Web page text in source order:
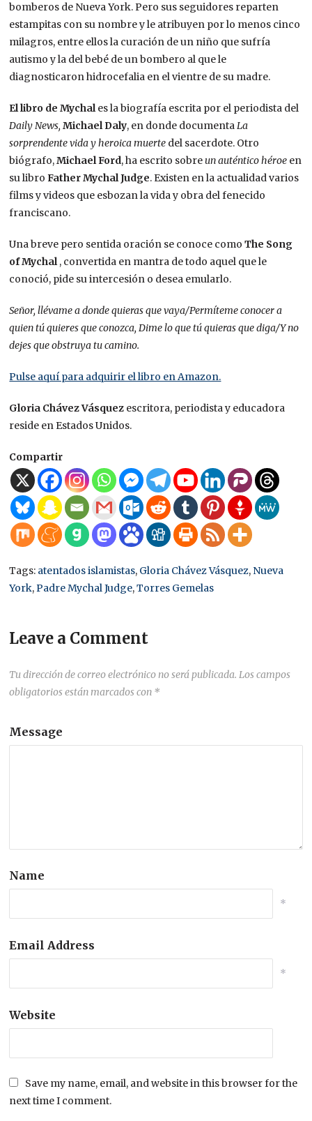
bomberos de Nueva York. Pero sus seguidores reparten
estampitas con su nombre y le atribuyen por lo menos cinco
milagros, entre ellos la curación de un niño que sufría
autismo y la del bebé de un bombero al que le
diagnosticaron hidrocefalia en el vientre de su madre.
El libro de Mychales la biografía escrita por el periodista del
Daily News, Michael Daly, en donde documentaLa
sorprendente vida y heroica muerte del sacerdote. Otro
biógrafo,Michael Ford, ha escrito sobreun auténtico héroe en
su libroFather Mychal Judge. Existen en la actualidad varios
films y videos que esbozan la vida y obra del fenecido
franciscano.
Una breve pero sentida oración se conoce comoThe Song
of Mychal, convertida en mantra de todo aquel que le
conoció, pide su intercesión o desea emularlo.
Señor, llévame a donde quieras que vaya/Permíteme conocer a
quien tú quieres que conozca, Dime lo que tú quieras que diga/Y no
dejes que obstruya tu camino.
Pulse aquí para adquirir el libro en Amazon.
Gloria Chávez Vásquez escritora, periodista y educadora
reside en Estados Unidos.
Compartir
Tags: atentados islamistas, Gloria Chávez Vásquez, Nueva
York,Padre Mychal Judge,Torres Gemelas
Leave a Comment
Tu dirección de correo electrónico no será publicada. Los campos
obligatorios están marcados con *
Message
Name
*
Email Address
*
Website
Save my name, email, and website in this browser for the
next time I comment.